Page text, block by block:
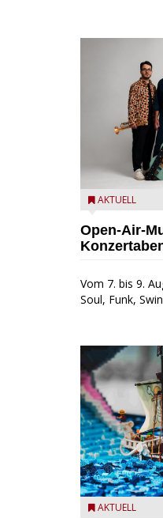
Castelnuovo
AKTUELL
Open-Air-
Vom 7. bis 9.
Soul, Funk,
Laboon aus
AKTUELL